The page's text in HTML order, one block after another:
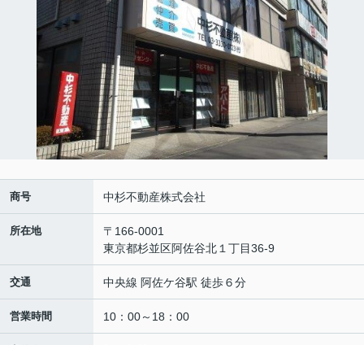
商号 中杉不動産株式会社
所在地
〒166-0001
東京都杉並区阿佐谷北１丁目36-9
交通 中央線 阿佐ケ谷駅 徒歩６分
営業時間 10：00～18：00